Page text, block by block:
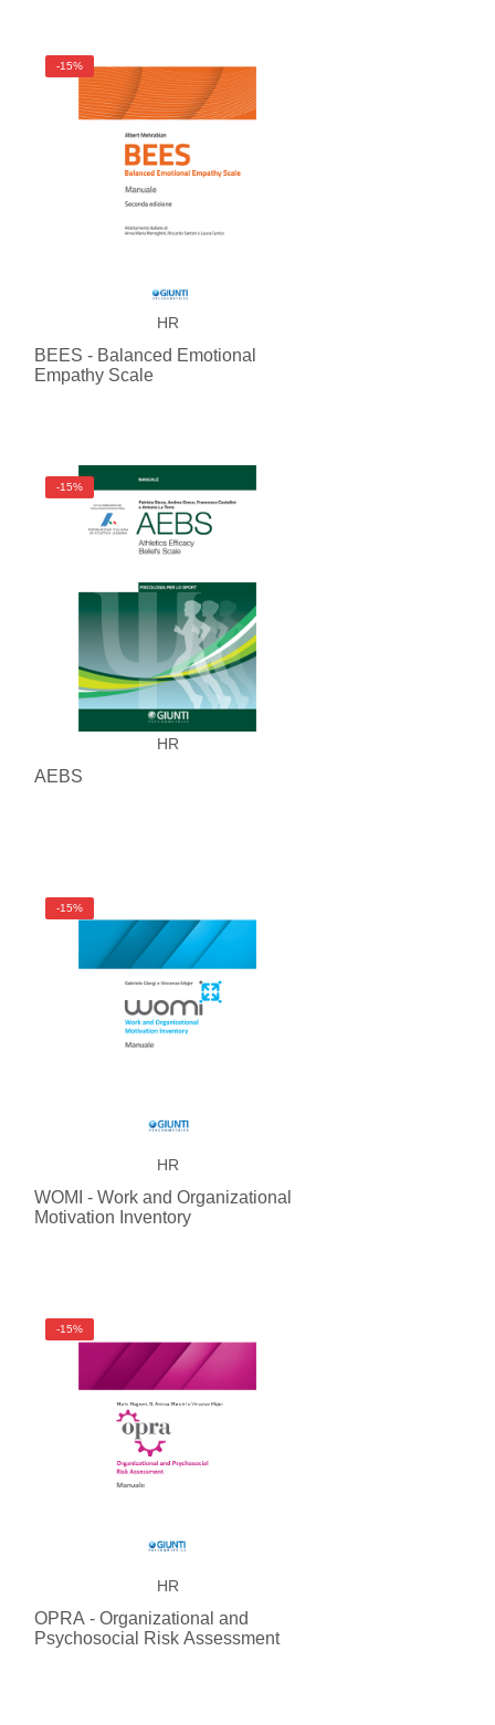
HR
-15%
BEES - Balanced Emotional
Empathy Scale
HR
-15%
AEBS
HR
-15%
WOMI - Work and Organizational
Motivation Inventory
HR
-15%
OPRA - Organizational and
Psychosocial Risk Assessment